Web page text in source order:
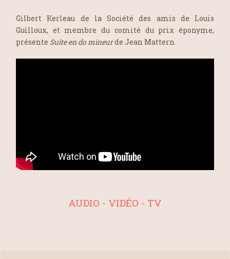
Gilbert Kerleau de la Société des amis de Louis
Guilloux, et membre du comité du prix éponyme,
présente Suite en do mineurde Jean Mattern.
AUDIO - VIDÉO - TV